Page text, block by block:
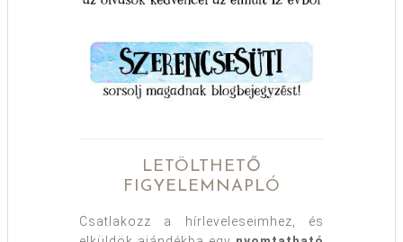
LETÖLTHETŐ
FIGYELEMNAPLÓ
Csatlakozz a hírleveleseimhez, és